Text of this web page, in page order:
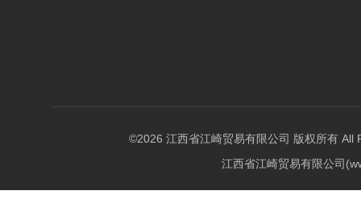
©2026 江西省江崎贸易有限公司 版权所有 All
江西省江崎贸易有限公司